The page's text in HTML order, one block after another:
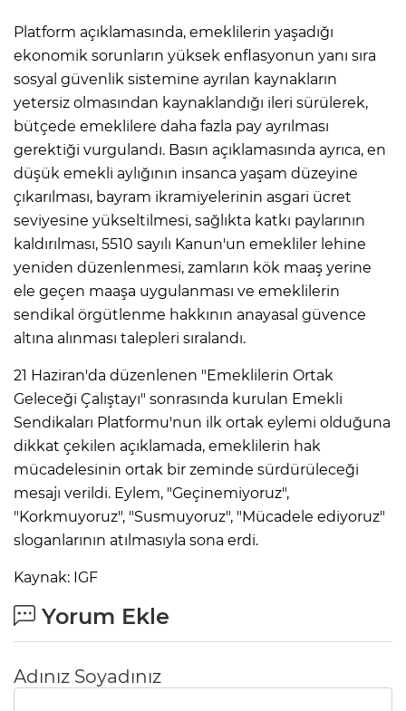
Platform açıklamasında, emeklilerin yaşadığı
ekonomik sorunların yüksek enflasyonun yanı sıra
sosyal güvenlik sistemine ayrılan kaynakların
yetersiz olmasından kaynaklandığı ileri sürülerek,
bütçede emeklilere daha fazla pay ayrılması
gerektiği vurgulandı. Basın açıklamasında ayrıca, en
düşük emekli aylığının insanca yaşam düzeyine
çıkarılması, bayram ikramiyelerinin asgari ücret
seviyesine yükseltilmesi, sağlıkta katkı paylarının
kaldırılması, 5510 sayılı Kanun'un emekliler lehine
yeniden düzenlenmesi, zamların kök maaş yerine
ele geçen maaşa uygulanması ve emeklilerin
sendikal örgütlenme hakkının anayasal güvence
altına alınması talepleri sıralandı.
21 Haziran'da düzenlenen "Emeklilerin Ortak
Geleceği Çalıştayı" sonrasında kurulan Emekli
Sendikaları Platformu'nun ilk ortak eylemi olduğuna
dikkat çekilen açıklamada, emeklilerin hak
mücadelesinin ortak bir zeminde sürdürüleceği
mesajı verildi. Eylem, "Geçinemiyoruz",
"Korkmuyoruz", "Susmuyoruz", "Mücadele ediyoruz"
sloganlarının atılmasıyla sona erdi.
Kaynak: IGF
Yorum Ekle
Adınız Soyadınız